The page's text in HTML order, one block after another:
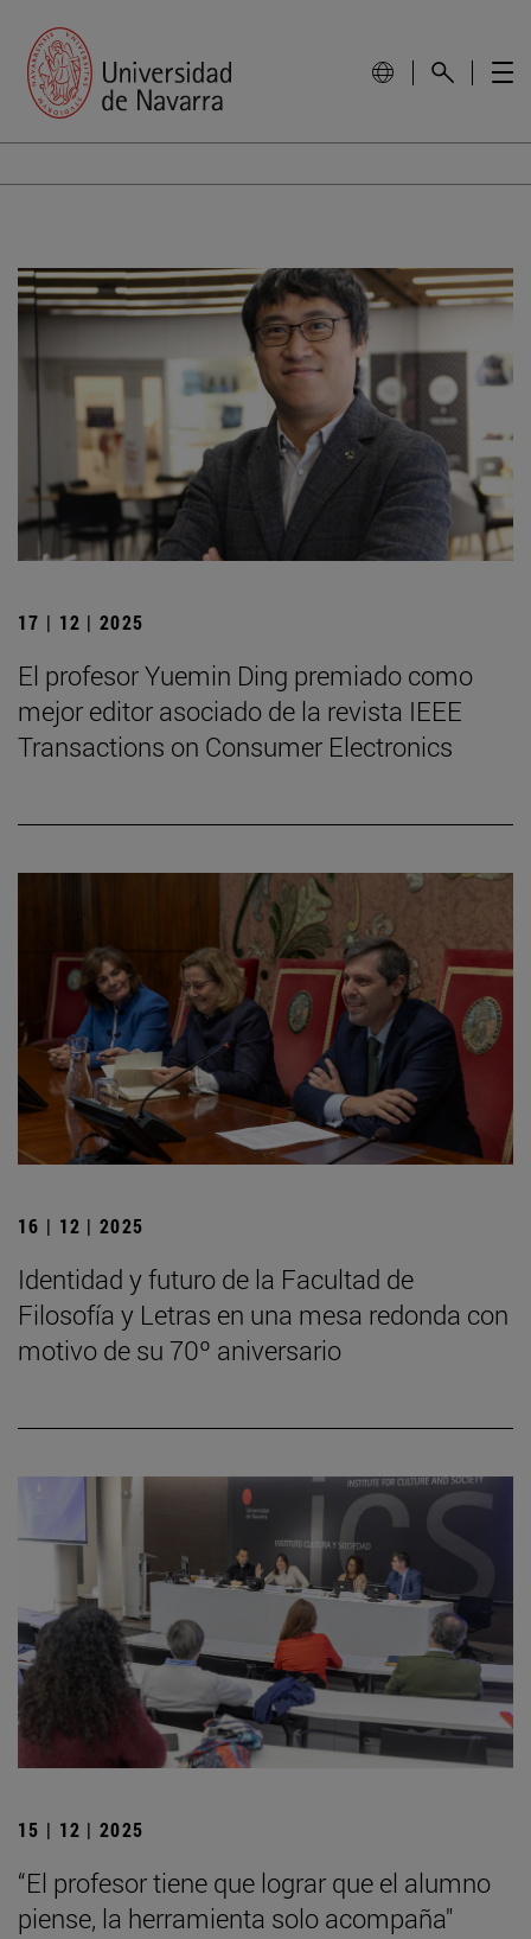
17 | 12 | 2025
El profesor Yuemin Ding premiado como
mejor editor asociado de la revista IEEE
Transactions on Consumer Electronics
16 | 12 | 2025
Identidad y futuro de la Facultad de
Filosofía y Letras en una mesa redonda con
motivo de su 70º aniversario
15 | 12 | 2025
“El profesor tiene que lograr que el alumno
piense, la herramienta solo acompaña"